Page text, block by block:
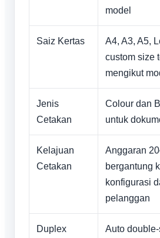
model
Saiz Kertas
A4, A3, A5,
custom size
mengikut
Jenis
Cetakan
Colour dan
untuk
Kelajuan
Cetakan
Anggaran
bergantung
konfigurasi
pelanggan
Duplex
Auto